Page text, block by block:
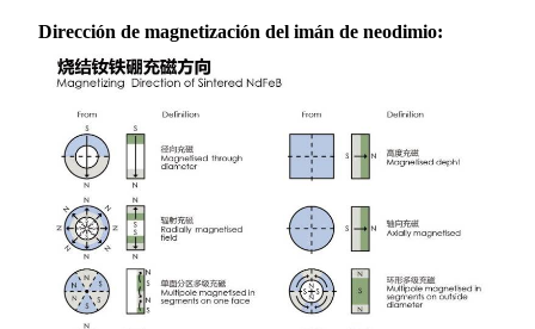
Dirección de magnetización del imán de neodimio: